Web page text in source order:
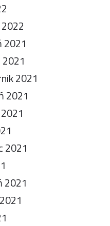
2021
2021
2021
2021
2021